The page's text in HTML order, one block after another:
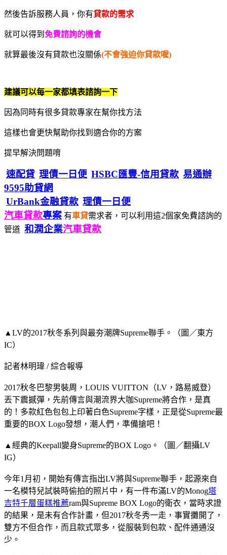
然後告訴服務人員，你有貸款的需求
就可以得到 免費諮詢的機會
就算最後沒有貸款也沒關係(不會強迫你貸款喔)
建議可以每一家都填表諮詢一下
因為同時有很多貸款專家在幫你找方法
這樣也會更快幫助你找到適合你的方案
提早解決問題唷
速配貸 理債一日便 HSBC匯豐-信用貸款 易通辦
9595助貸網
UrBank金融貸款 理債一日便
汽車貸款專案 有車貸需求者，可以利用這2個家免費諮詢的
管道 和潤企業汽車貸款
▲LV的2017秋冬系列與最夯潮牌Supreme聯手。（圖／東方
IC）
記者林明瑋 / 綜合報導
2017秋冬巴黎男裝周，LOUIS VUITTON（LV，路易威登）
丟下震撼彈，先前傳言與潮流界大咖Supreme將合作，是真
的！多款紅色包包上印著白色Supreme字樣，正是從Supreme最
重要的BOX Logo發想，潮人們，準備搶吧！
▲經典的Keepall變身Supreme的BOX Logo。（圖／翻攝LV
IG）
今年1月初，開始有傳言指出LV將與Supreme聯手，起源來自
一名模特兒試裝時偷拍的照片中，有一件布滿LV的Monog塔
吉特千層蛋糕推薦ram與Supreme BOX Logo的衛衣，當時求證
的結果，是未有合作計畫，但2017秋冬秀一走，事實攤開了，
雙方不但合作，而且款式眾多，從服裝到包款、配件通通沒
少。